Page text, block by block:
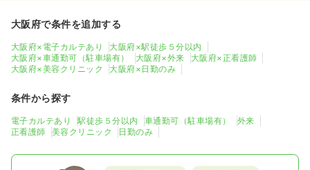
大阪府で条件を追加する
大阪府×電子カルテあり
大阪府×駅徒歩５分以内
大阪府×車通勤可（駐車場有）
大阪府×外来
大阪府×正看護師
大阪府×美容クリニック
大阪府×日勤のみ
条件から探す
電子カルテあり 駅徒歩５分以内 車通勤可（駐車場有）
外来
正看護師
美容クリニック 日勤のみ